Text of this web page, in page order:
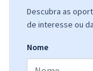
Descubra as
de interesse ou
Nome